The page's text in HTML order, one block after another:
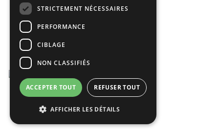
STRICTEMENT NÉCESSAIRES
PERFORMANCE
CIBLAGE
NON CLASSIFIÉS
ACCEPTER TOUT REFUSER TOUT
AFFICHER LES DÉTAILS